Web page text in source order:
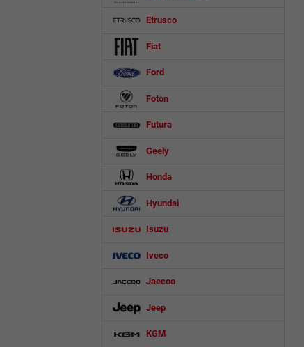
Etrusco
Fiat
Ford
Foton
Futura
Geely
Honda
Hyundai
Isuzu
Iveco
Jaecoo
Jeep
KGM